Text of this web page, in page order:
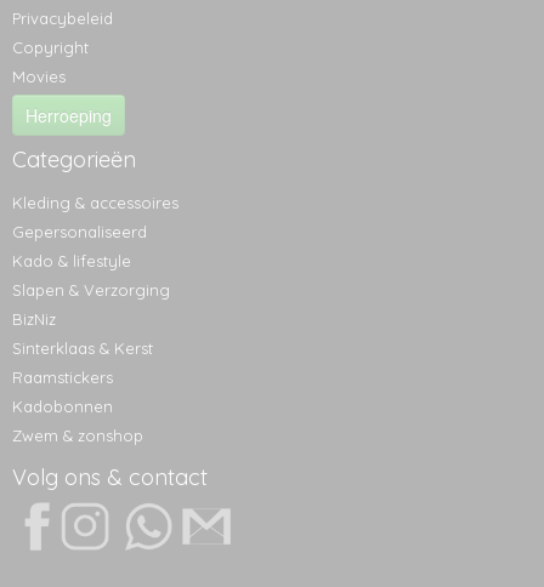
Privacybeleid
Copyright
Movies
Herroeping
Categorieën
Kleding & accessoires
Gepersonaliseerd
Kado & lifestyle
Slapen & Verzorging
BizNiz
Sinterklaas & Kerst
Raamstickers
Kadobonnen
Zwem & zonshop
Volg ons & contact